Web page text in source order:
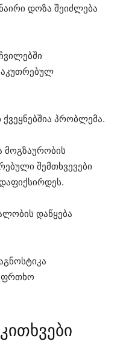
დოზა შეიძლება
პრობლემა.
შემთხვევები
დაფიქსირდეს.
დაწყება